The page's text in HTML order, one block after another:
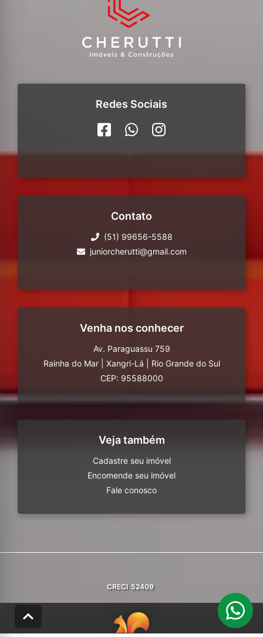
Redes Sociais
Contato
(51) 99656-5588
juniorcherutti@gmail.com
Venha nos conhecer
Av. Paraguassu 759
Rainha do Mar
Xangri-Lá
Rio Grande do Sul
CEP: 95588000
Veja também
Cadastre seu imóvel
Encomende seu imóvel
Fale conosco
CRECI 52409